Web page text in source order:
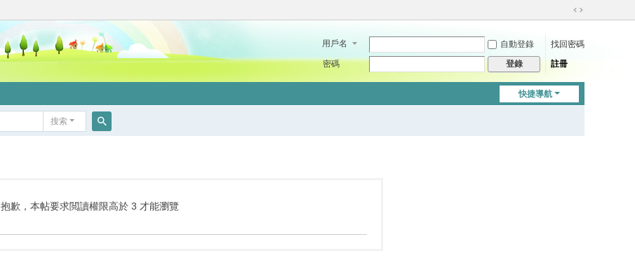
切
到
用戶名 自動登錄
找回密碼
密碼
登錄 註冊
快捷導航
搜索
抱歉，本帖要求閲讀權限高於 3 才能瀏覽